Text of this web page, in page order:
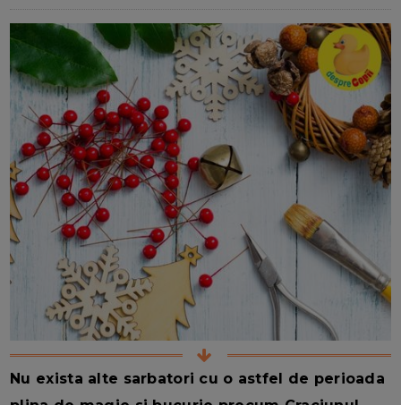
Nu exista alte sarbatori cu o astfel de perioada